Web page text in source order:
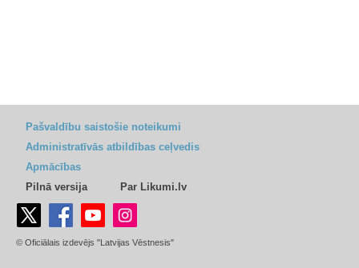
Pašvaldību saistošie noteikumi
Administratīvās atbildības ceļvedis
Apmācības
Pilnā versija
Par Likumi.lv
© Oficiālais izdevējs "Latvijas Vēstnesis"